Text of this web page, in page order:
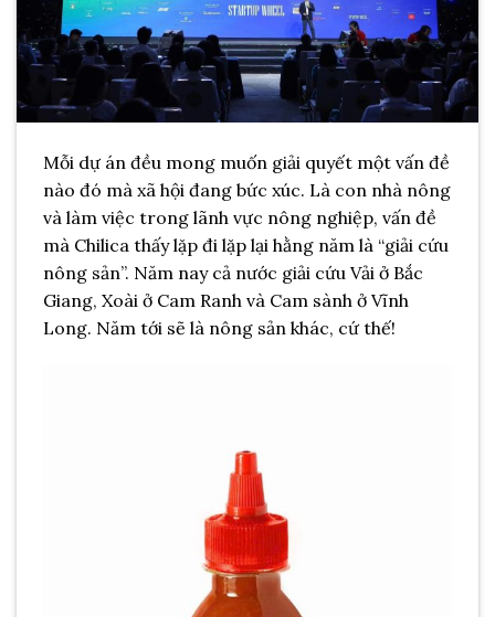
Mỗi dự án đều mong muốn giải quyết một vấn đề
nào đó mà xã hội đang bức xúc. Là con nhà nông
và làm việc trong lãnh vực nông nghiệp, vấn đề
mà Chilica thấy lặp đi lặp lại hằng năm là “giải cứu
nông sản”. Năm nay cả nước giải cứu Vải ở Bắc
Giang, Xoài ở Cam Ranh và Cam sành ở Vĩnh
Long. Năm tới sẽ là nông sản khác, cứ thế!